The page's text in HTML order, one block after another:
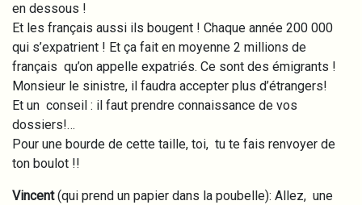
en dessous !
Et les français aussi ils bougent ! Chaque année 200 000
qui s’expatrient ! Et ça fait en moyenne 2 millions de
français qu’on appelle expatriés. Ce sont des émigrants !
Monsieur le sinistre, il faudra accepter plus d’étrangers!
Et un conseil : il faut prendre connaissance de vos
dossiers!…
Pour une bourde de cette taille, toi, tu te fais renvoyer de
ton boulot !!
Vincent(qui prend un papier dans la poubelle): Allez, une